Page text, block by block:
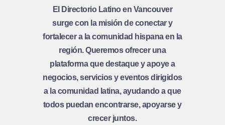
El Directorio Latino en Vancouver
surge con la misión de conectar y
fortalecer a la comunidad hispana en la
región. Queremos ofrecer una
plataforma que destaque y apoye a
negocios, servicios y eventos dirigidos
a la comunidad latina, ayudando a que
todos puedan encontrarse, apoyarse y
crecer juntos.